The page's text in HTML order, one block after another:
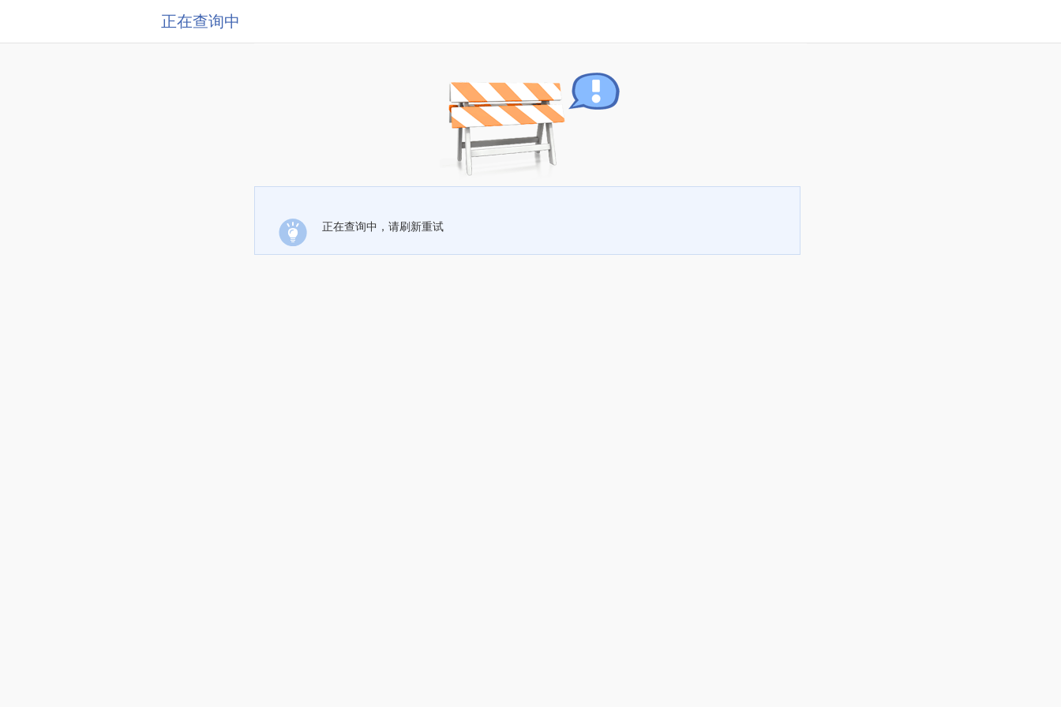
正在查询中
正在查询中，请刷新重试